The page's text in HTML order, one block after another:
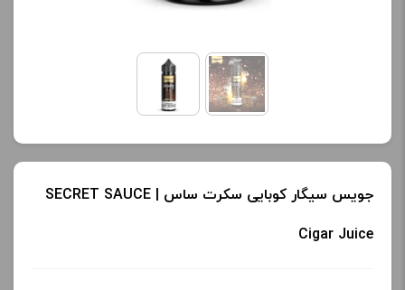
ک
جویس سیگار کوبایی سکرت ساس | SECRET SAUCE
Cigar Juice